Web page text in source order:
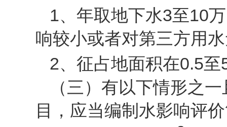
1、年取地下水3至10
响较小或者对第三方用
2、征占地面积在0.5至
（三）有以下情形之
目，应当编制水影响评